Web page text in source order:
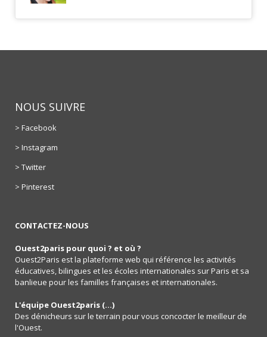
NOUS SUIVRE
> Facebook
> Instagram
> Twitter
> Pinterest
CONTACTEZ-NOUS
Ouest2paris pour quoi ? et où ?
Ouest2Paris est la plateforme web qui référence les activités
éducatives, bilingues et les écoles internationales sur Paris et sa
banlieue pour les familles françaises et internationales.
L'équipe Ouest2paris (...)
Des dénicheurs sur le terrain pour vous concocter le meilleur de
l'Ouest.